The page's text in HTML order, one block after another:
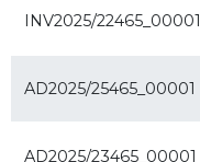
INV2025/22465_00001
AD2025/25465_00001
AD2025/23465_00001